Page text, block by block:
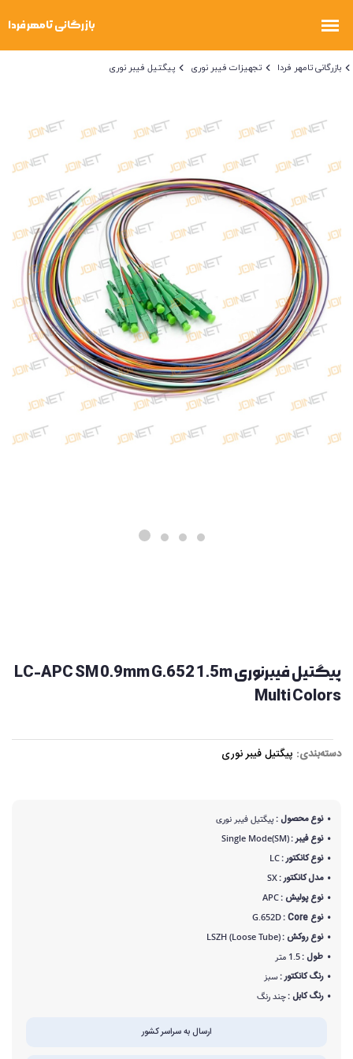
بازرگانی تامهر فردا تجهیزات فیبر نوری پیگتیل فیبر نوری
پیگتیل فیبرنوری LC-APC SM 0.9mm G.652 1.5m
Multi Colors
دسته‌بندی: پیگتیل فیبر نوری
نوع محصول :پیگتیل فیبر نوری
نوع فیبر :Single Mode(SM)
نوع کانکتور :LC
مدل کانکتور :SX
نوع پولیش :APC
نوع Core :
G.652D
نوع روکش :LSZH (Loose Tube)
طول :1.5 متر
رنگ کانکتور :سبز
رنگ کابل :چند رنگ
ارسال به سراسر کشور